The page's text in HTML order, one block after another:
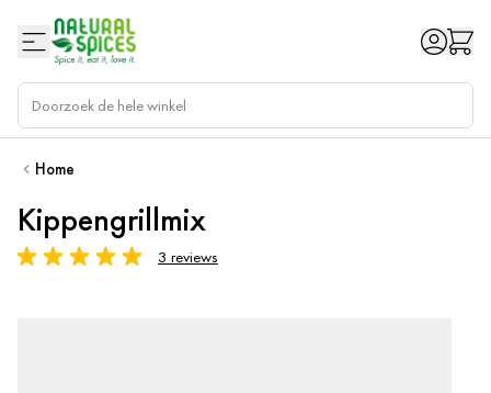
Home
Kippengrillmix
3 reviews